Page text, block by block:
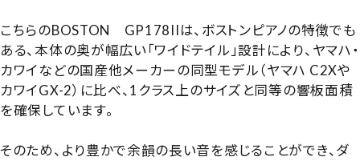
こちらのBOSTON GP178IIは、ボストンピアノの特徴でも
ある、本体の奥が幅広い「ワイドテイル」設計により、ヤマハ・
カワイなどの国産他メーカーの同型モデル（ヤマハ C2Xや
カワイGX-2）に比べ、1クラス上のサイズと同等の響板面積
を確保しています。
そのため、より豊かで余韻の長い音を感じることができ、ダ